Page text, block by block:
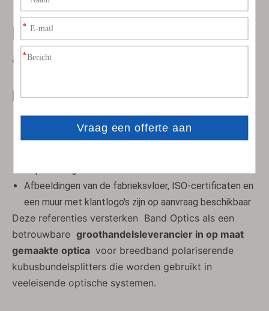
Productiekwaliteit en
autoriteit
Productiegegevens
ISO 9001 gecertificeerde optische productiefaciliteit
Eigen productie, coating en metrologie van prisma's
Afbeeldingen van de fabrieksvloer, ISO-certificaten en
een muur met klantlogo's zijn op aanvraag beschikbaar
Deze referenties versterken Band Optics als een
betrouwbare groothandelsleverancier in op maat
gemaakte optica voor breedband polariserende
kubusbundelsplitters die worden gebruikt in
veeleisende optische systemen.